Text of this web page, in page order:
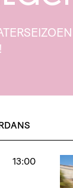
DANS
13:00